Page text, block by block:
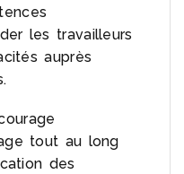
les travailleurs
auprès
tout au long
des